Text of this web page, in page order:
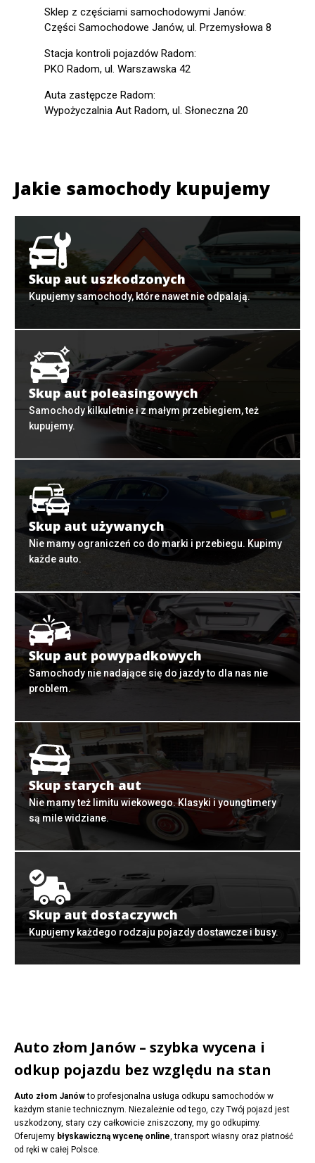
Sklep z częściami samochodowymi Janów:
Części Samochodowe Janów, ul. Przemysłowa 8
Stacja kontroli pojazdów Radom:
PKO Radom, ul. Warszawska 42
Auta zastępcze Radom:
Wypożyczalnia Aut Radom, ul. Słoneczna 20
Jakie samochody kupujemy
Skup aut uszkodzonych
Kupujemy samochody, które nawet nie odpalają.
Skup aut poleasingowych
Samochody kilkuletnie i z małym przebiegiem, też
kupujemy.
Skup aut używanych
Nie mamy ograniczeń co do marki i przebiegu. Kupimy
każde auto.
Skup aut powypadkowych
Samochody nie nadające się do jazdy to dla nas nie
problem.
Skup starych aut
Nie mamy też limitu wiekowego. Klasyki i youngtimery
są mile widziane.
Skup aut dostaczywch
Kupujemy każdego rodzaju pojazdy dostawcze i busy.
Auto złom Janów – szybka wycena i
odkup pojazdu bez względu na stan
Auto złom Janówto profesjonalna usługa odkupu samochodów w
każdym stanie technicznym. Niezależnie od tego, czy Twój pojazd jest
uszkodzony, stary czy całkowicie zniszczony, my go odkupimy.
Oferujemy błyskawiczną wycenę online, transport własny oraz płatność
od ręki w całej Polsce.